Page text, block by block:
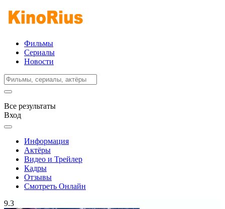
Фильмы
Сериалы
Новости
Все результаты
Вход
Информация
Актёры
Видео и Трейлер
Кадры
Отзывы
Смотреть Онлайн
9.3